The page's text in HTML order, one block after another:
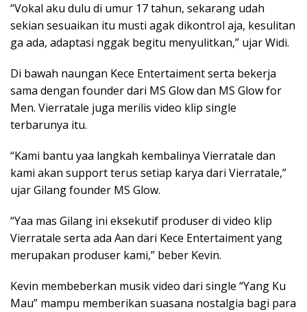
“Vokal aku dulu di umur 17 tahun, sekarang udah
sekian sesuaikan itu musti agak dikontrol aja, kesulitan
ga ada, adaptasi nggak begitu menyulitkan,” ujar Widi.
Di bawah naungan Kece Entertaiment serta bekerja
sama dengan founder dari MS Glow dan MS Glow for
Men. Vierratale juga merilis video klip single
terbarunya itu.
“Kami bantu yaa langkah kembalinya Vierratale dan
kami akan support terus setiap karya dari Vierratale,”
ujar Gilang founder MS Glow.
“Yaa mas Gilang ini eksekutif produser di video klip
Vierratale serta ada Aan dari Kece Entertaiment yang
merupakan produser kami,” beber Kevin.
Kevin membeberkan musik video dari single “Yang Ku
Mau” mampu memberikan suasana nostalgia bagi para